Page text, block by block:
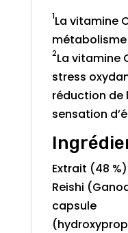
1La vitamine
2La vitamine
stress
réduction de
sensation
Extrait (48
Reishi
capsule